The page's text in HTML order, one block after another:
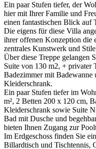
Ein paar Stufen tiefer, der
hier mit Ihrer Familie und
einen fantastischen Blick auf
Die eigens für diese Villa
ihrer offenen Konzeption die
zentrales Kunstwerk und
Über diese Treppe gelangen
Suite von 130 m2, + privater
Badezimmer mit Badewanne
Kleiderschrank.
Ein paar Stufen tiefer im
m², 2 Betten 200 x 120 cm,
Kleiderschrank sowie Suite
Bad mit Dusche und
bieten Ihnen Zugang zur
Im Erdgeschoss finden Sie
Billardtisch und Tischtennis,